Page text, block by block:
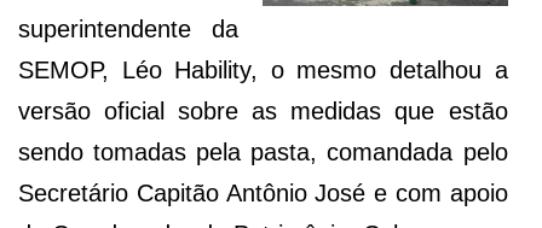
superintendente da
SEMOP, Léo Hability, o mesmo detalhou a
versão oficial sobre as medidas que estão
sendo tomadas pela pasta, comandada pelo
Secretário Capitão Antônio José e com apoio